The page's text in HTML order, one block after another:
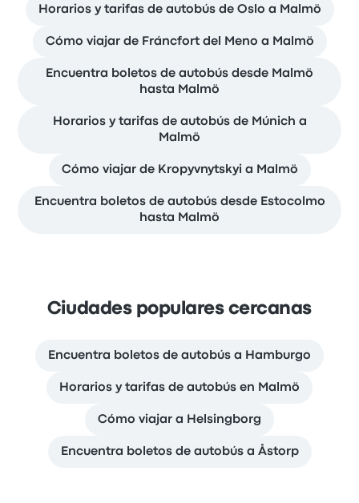
Horarios y tarifas de autobús de Oslo a Malmö
Cómo viajar de Fráncfort del Meno a Malmö
Encuentra boletos de autobús desde Malmö
hasta Malmö
Horarios y tarifas de autobús de Múnich a
Malmö
Cómo viajar de Kropyvnytskyi a Malmö
Encuentra boletos de autobús desde Estocolmo
hasta Malmö
Ciudades populares cercanas
Encuentra boletos de autobús a Hamburgo
Horarios y tarifas de autobús en Malmö
Cómo viajar a Helsingborg
Encuentra boletos de autobús a Åstorp